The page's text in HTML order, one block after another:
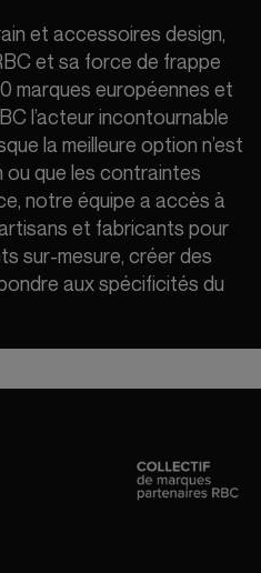
et accessoires design,
et sa force de frappe
marques européennes et
l’acteur incontournable
la meilleure option n’est
ou que les contraintes
notre équipe a accès à
et fabricants pour
sur-mesure, créer des
aux spécificités du